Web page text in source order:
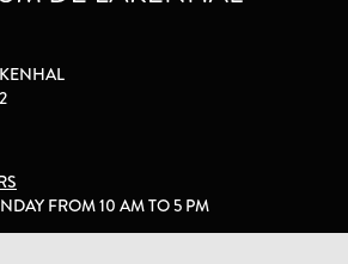
FROM 10 AM TO 5 PM